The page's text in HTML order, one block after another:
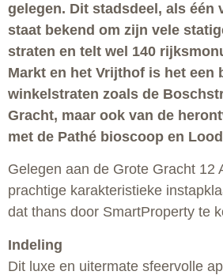
gelegen. Dit stadsdeel, als één
staat bekend om zijn vele
straten en telt wel 140
Markt en het Vrijthof is het een
winkelstraten zoals de
Gracht, maar ook van de
met de Pathé bioscoop en
Gelegen aan de Grote Gracht 12
prachtige karakteristieke
dat thans door SmartProperty te
Indeling
Dit luxe en uitermate sfeervolle